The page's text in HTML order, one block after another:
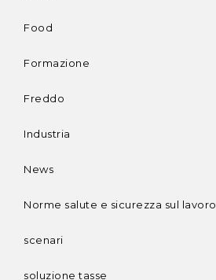
Food
Formazione
Freddo
Industria
News
Norme salute e sicurezza sul lavoro
scenari
soluzione tasse